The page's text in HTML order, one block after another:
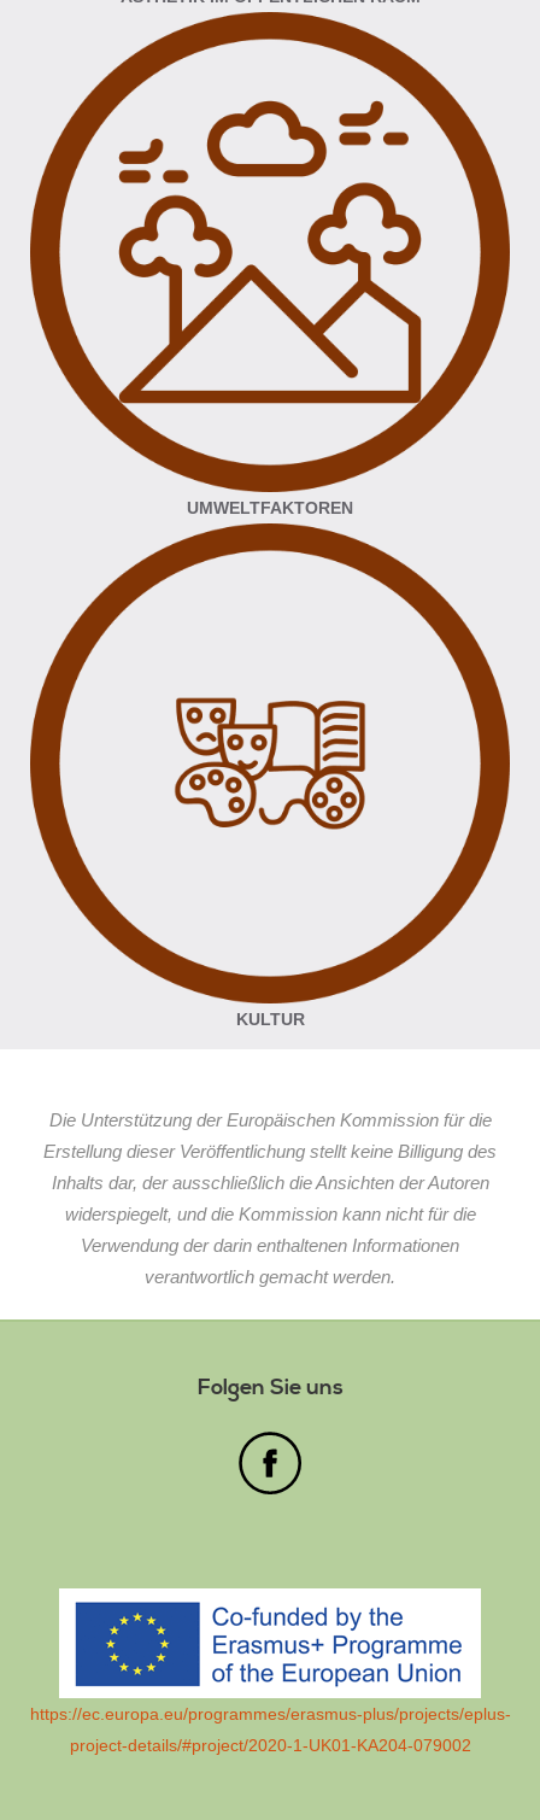
UMWELTFAKTOREN
KULTUR
Die Unterstützung der Europäischen Kommission für die
Erstellung dieser Veröffentlichung stellt keine Billigung des
Inhalts dar, der ausschließlich die Ansichten der Autoren
widerspiegelt, und die Kommission kann nicht für die
Verwendung der darin enthaltenen Informationen
verantwortlich gemacht werden.
Folgen Sie uns
https://ec.europa.eu/programmes/erasmus-plus/projects/eplus-
project-details/#project/2020-1-UK01-KA204-079002